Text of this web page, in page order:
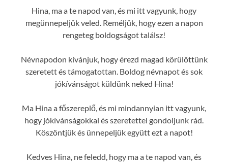
Hina, ma a te napod van, és mi itt vagyunk, hogy
megünnepeljük veled. Reméljük, hogy ezen a napon
rengeteg boldogságot találsz!
Névnapodon kívánjuk, hogy érezd magad körülöttünk
szeretett és támogatottan. Boldog névnapot és sok
jókívánságot küldünk neked Hina!
Ma Hina a főszereplő, és mi mindannyian itt vagyunk,
hogy jókívánságokkal és szeretettel gondoljunk rád.
Köszöntjük és ünnepeljük együtt ezt a napot!
Kedves Hina, ne feledd, hogy ma a te napod van, és